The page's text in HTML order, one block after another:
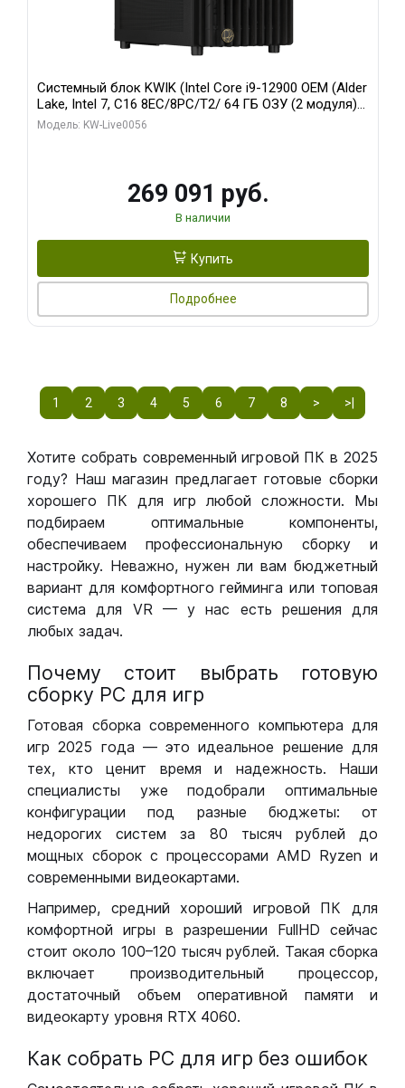
Системный блок KWIK (Intel Core i9-12900 OEM (Alder
Lake, Intel 7, C16 8EC/8PC/T2/ 64 ГБ ОЗУ (2 модуля)/
Palit RTX5080 INFINITY 3 OC 16GB GDDR7 256bit 3xDP
Модель: KW-Live0056
269 091 руб.
В наличии
Купить
Подробнее
1 2 3 4 5 6 7 8 > >|
Хотите собрать современный игровой ПК в 2025
году? Наш магазин предлагает готовые сборки
хорошего ПК для игр любой сложности. Мы
подбираем оптимальные компоненты,
обеспечиваем профессиональную сборку и
настройку. Неважно, нужен ли вам бюджетный
вариант для комфортного гейминга или топовая
система для VR — у нас есть решения для
любых задач.
Почему стоит выбрать готовую
сборку РС для игр
Готовая сборка современного компьютера для
игр 2025 года — это идеальное решение для
тех, кто ценит время и надежность. Наши
специалисты уже подобрали оптимальные
конфигурации под разные бюджеты: от
недорогих систем за 80 тысяч рублей до
мощных сборок с процессорами AMD Ryzen и
современными видеокартами.
Например, средний хороший игровой ПК для
комфортной игры в разрешении FullHD сейчас
стоит около 100–120 тысяч рублей. Такая сборка
включает производительный процессор,
достаточный объем оперативной памяти и
видеокарту уровня RTX 4060.
Как собрать РС для игр без ошибок